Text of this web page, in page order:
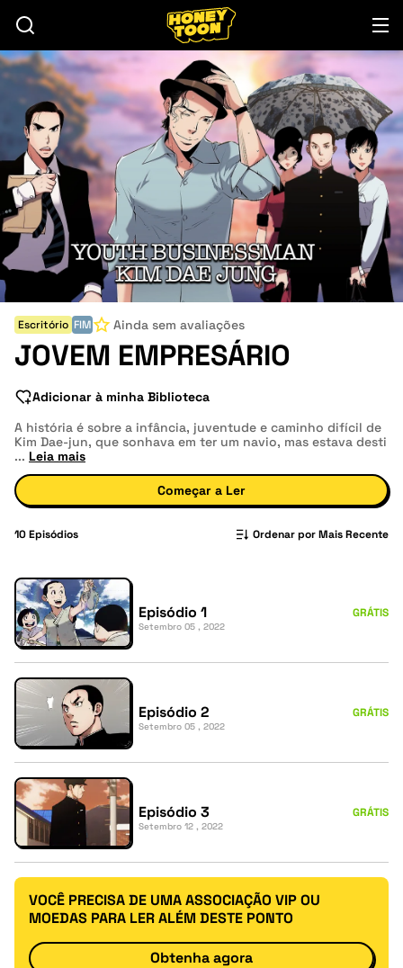
Escritório FIM Ainda sem avaliações
JOVEM EMPRESÁRIO
Adicionar à minha Biblioteca
A história é sobre a infância, juventude e caminho difícil de
Kim Dae-jun, que sonhava em ter um navio, mas estava desti
... Leia mais
Começar a Ler
10Episódios Ordenar por Mais Recente
Episódio 1
Setembro 05 , 2022
GRÁTIS
Episódio 2
Setembro 05 , 2022
GRÁTIS
Episódio 3
Setembro 12 , 2022
GRÁTIS
VOCÊ PRECISA DE UMA ASSOCIAÇÃO VIP OU
MOEDAS PARA LER ALÉM DESTE PONTO
Obtenha agora